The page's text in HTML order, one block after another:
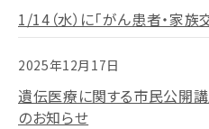
1/14（水）に「がん患者・家
2025年12月17日
遺伝医療に関する市民公開
のお知らせ